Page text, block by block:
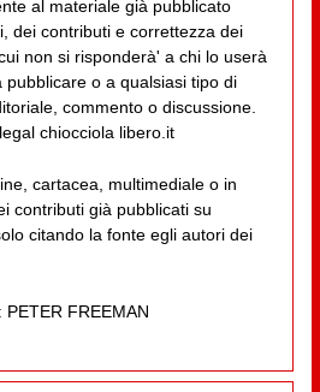
al materiale già pubblicato
dei contributi e correttezza dei
non si risponderà' a chi lo userà
o a qualsiasi tipo di
commento o discussione.
chiocciola libero.it
cartacea, multimediale o in
contributi già pubblicati su
citando la fonte egli autori dei
FREEMAN